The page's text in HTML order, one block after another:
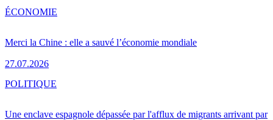
Merci la Chine : elle a sauvé l’économie mondiale
27.07.2026
ÉCONOMIE
Une enclave espagnole dépassée par l'afflux de migrants arrivant par
POLITIQUE